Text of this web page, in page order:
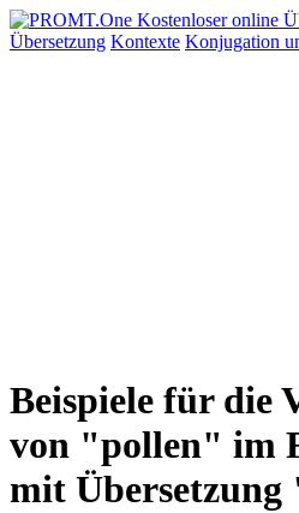
Übersetzung Kontexte Konjugation
Beispiele für die
von "pollen" im
mit